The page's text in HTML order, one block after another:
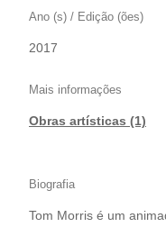
Ano (s) / Edição (ões)
2017
Mais informações
Obras artísticas (1)
Biografia
Tom Morris é um